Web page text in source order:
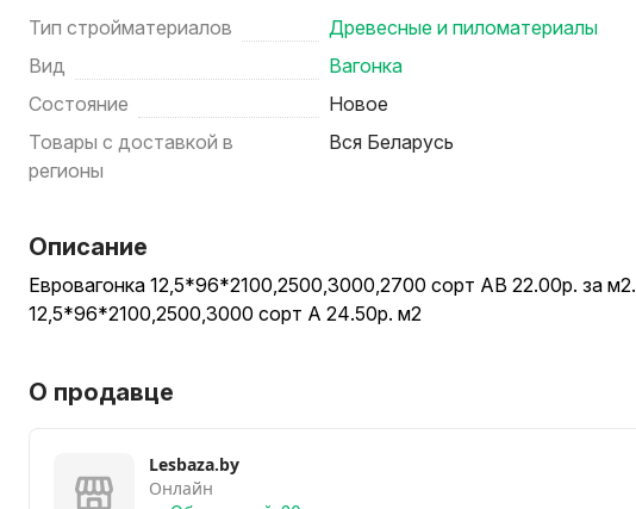
Тип стройматериалов
Древесные и пиломатериалы
Вид
Вагонка
Состояние
Новое
Товары с доставкой в
регионы
Вся Беларусь
Описание
Евровагонка 12,5*96*2100,2500,3000,2700 сорт АВ 22.00р. за м2.
12,5*96*2100,2500,3000 сорт А 24.50р. м2
О продавце
Lesbaza.by
Онлайн